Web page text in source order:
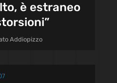
è estraneo
Addiopizzo